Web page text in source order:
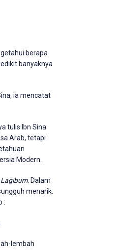
berapa
banyaknya
ia mencatat
tulis Ibn Sina
Arab, tetapi
Modern.
. Dalam
menarik.
:
lembah